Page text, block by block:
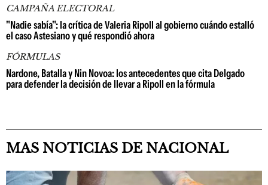
CAMPAÑA ELECTORAL
"Nadie sabía": la crítica de Valeria Ripoll al gobierno cuándo estalló
el caso Astesiano y qué respondió ahora
FÓRMULAS
Nardone, Batalla y Nin Novoa: los antecedentes que cita Delgado
para defender la decisión de llevar a Ripoll en la fórmula
MAS NOTICIAS DE NACIONAL